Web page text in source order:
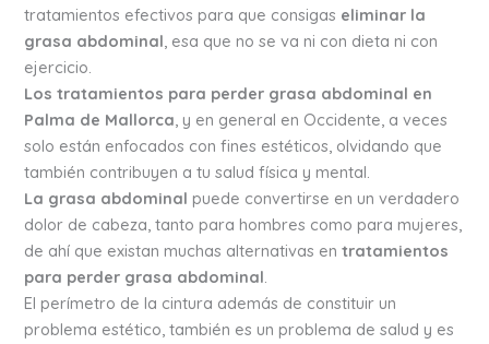
tratamientos efectivos para que consigas eliminar la
grasa abdominal, esa que no se va ni con dieta ni con
ejercicio.
Los tratamientos para perder grasa abdominal en
Palma de Mallorca, y en general en Occidente, a veces
solo están enfocados con fines estéticos, olvidando que
también contribuyen a tu salud física y mental.
La grasa abdominal puede convertirse en un verdadero
dolor de cabeza, tanto para hombres como para mujeres,
de ahí que existan muchas alternativas entratamientos
para perder grasa abdominal.
El perímetro de la cintura además de constituir un
problema estético, también es un problema de salud y es